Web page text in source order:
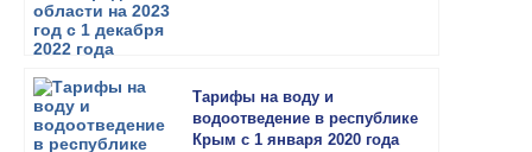
Тарифы на воду и
водоотведение в республике
Крым с 1 января 2020 года